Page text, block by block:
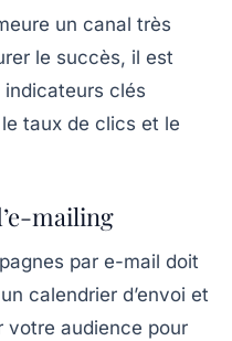
un canal très
le succès, il est
indicateurs clés
taux de clics et le
mailing
par e-mail doit
calendrier d’envoi et
votre audience pour